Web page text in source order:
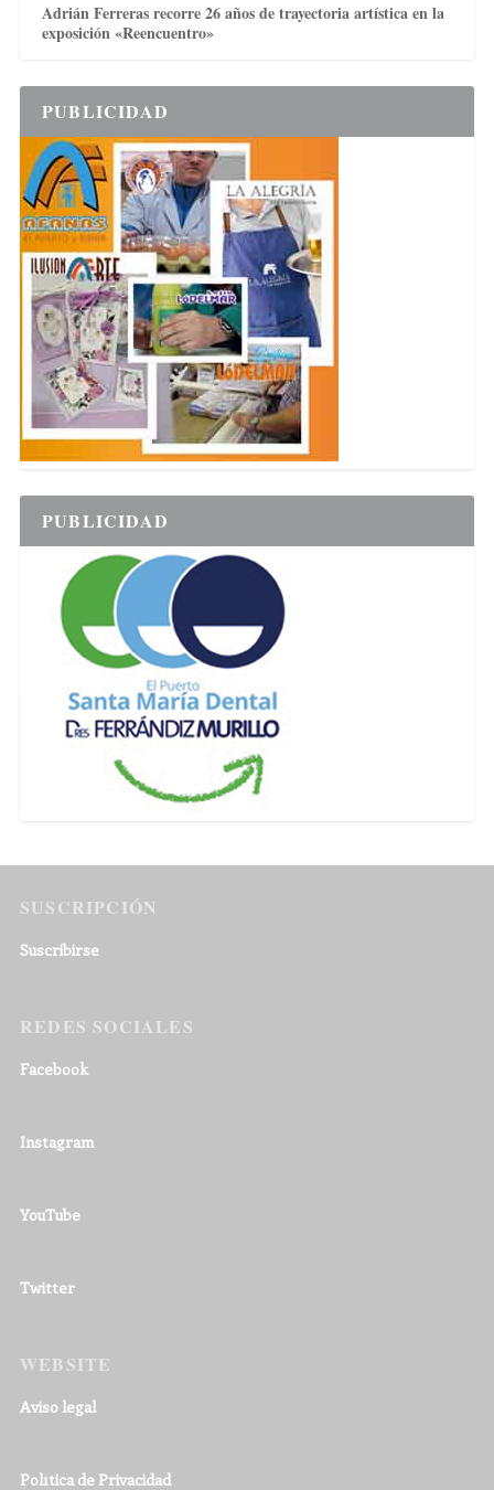
Adrián Ferreras recorre 26 años de trayectoria artística en la
exposición «Reencuentro»
PUBLICIDAD
PUBLICIDAD
SUSCRIPCIÓN
Suscribirse
REDES SOCIALES
Facebook
Instagram
YouTube
Twitter
WEBSITE
Aviso legal
Política de Privacidad